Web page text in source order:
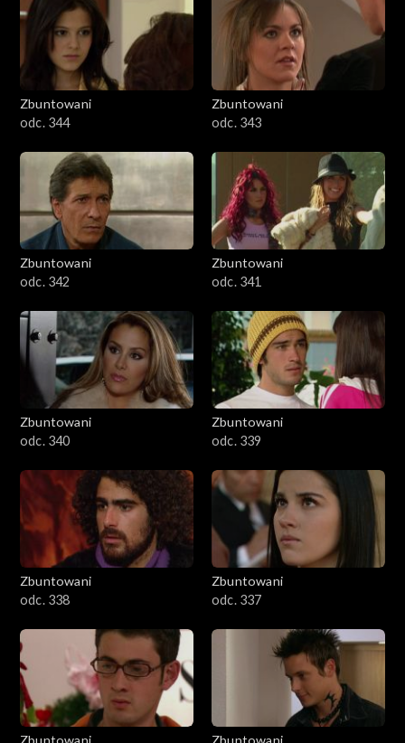
Zbuntowani
odc. 344
Zbuntowani
odc. 343
Zbuntowani
odc. 342
Zbuntowani
odc. 341
Zbuntowani
odc. 340
Zbuntowani
odc. 339
Zbuntowani
odc. 338
Zbuntowani
odc. 337
Zbuntowani
Zbuntowani